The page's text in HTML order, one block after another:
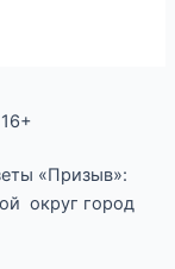
«Призыв»:
округ город